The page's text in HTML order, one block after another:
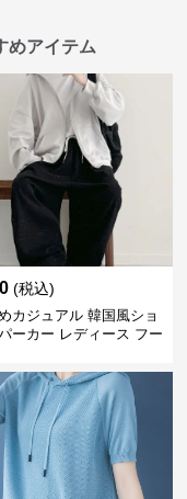
めアイテム
(税込)
カジュアル 韓国風ショ
ーカー レディース フー
柄さん◎